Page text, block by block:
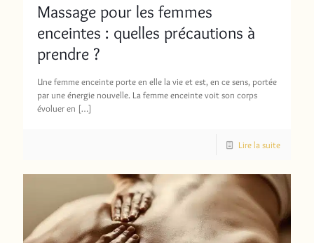
Massage pour les femmes
enceintes : quelles précautions à
prendre ?
Une femme enceinte porte en elle la vie et est, en ce sens, portée
par une énergie nouvelle. La femme enceinte voit son corps
évoluer en […]
Lire la suite